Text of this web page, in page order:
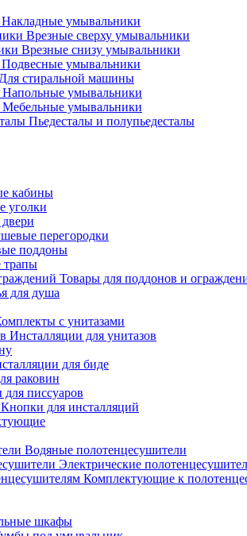
Накладные умывальники
Врезные сверху умывальники
Врезные снизу умывальники
Подвесные умывальники
Для стиральной машины
Напольные умывальники
Мебельные умывальники
Пьедесталы и полупьедесталы
кабины
уголки
перегородки
поддоны
Товары для поддонов и
для душа
с унитазами
Инсталляции для унитазов
для биде
раковин
писсуаров
Кнопки для инсталляций
Водяные полотенцесушители
Электрические
Комплектующие к
шкафы